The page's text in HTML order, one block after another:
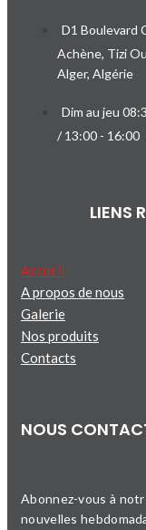
D1 Boulevard
Achène, Tizi
Alger, Algérie
Dim au jeu
/ 13:00 - 16:00
LIENS
Accueil
A propos de nous
Galerie
Nos produits
Contacts
NOUS
Abonnez-vous à
nouvelles